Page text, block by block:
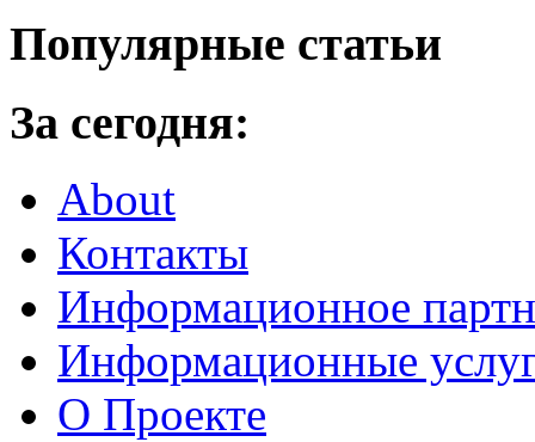
Популярные статьи
За сегодня:
About
Контакты
Информационное
Информационные
О Проекте